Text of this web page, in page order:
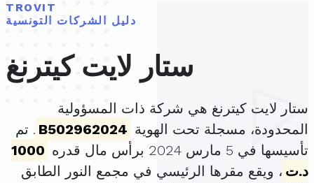
TROVIT
دليل الشركات التونسية
ستار لايت كيترنغ
ستار لايت كيترنغ هي شركة ذات المسؤولية
المحدودة، مسجلة تحت الهوية B502962024 . تم
تأسيسها في 5 مارس 2024 برأس مال قدره
1000
د.ت ، ويقع مقرها الرئيسي في مجمع النور الطابق